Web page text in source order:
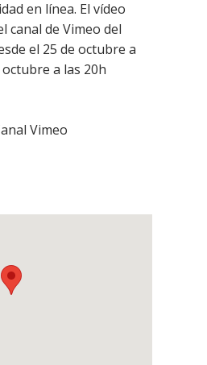
en línea. El vídeo
canal de Vimeo del
el 25 de octubre a
a las 20h
Vimeo